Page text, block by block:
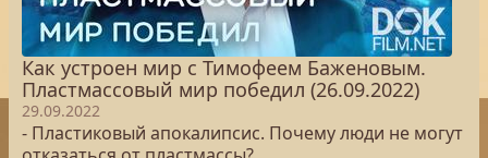
Как устроен мир с Тимофеем Баженовым.
Пластмассовый мир победил (26.09.2022)
29.09.2022
- Пластиковый апокалипсис. Почему люди не могут